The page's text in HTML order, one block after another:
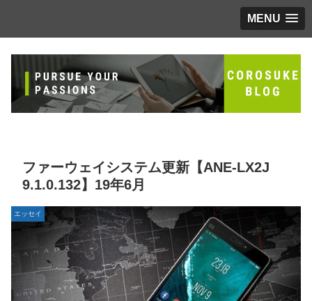
MENU
ファーウェイシステム更新【ANE-LX2J
9.1.0.132】19年6月
エッセイ